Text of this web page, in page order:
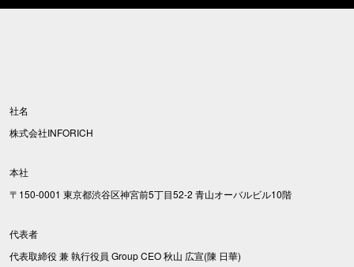
社名
株式会社INFORICH
本社
〒150-0001 東京都渋谷区神宮前5丁目52-2 青山オーバルビル10階
代表者
代表取締役 兼 執行役員 Group CEO 秋山 広宣(陳 日華)